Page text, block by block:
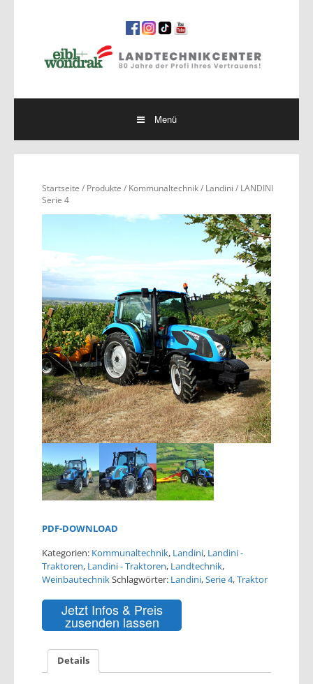
Menü
Startseite / Produkte / Kommunaltechnik/ Landini / LANDINI
Serie 4
PDF-DOWNLOAD
Kategorien: Kommunaltechnik, Landini, Landini -
Traktoren, Landini - Traktoren, Landtechnik,
WeinbautechnikSchlagwörter: Landini,Serie 4,Traktor
Jetzt Infos & Preis
zusenden lassen
Details